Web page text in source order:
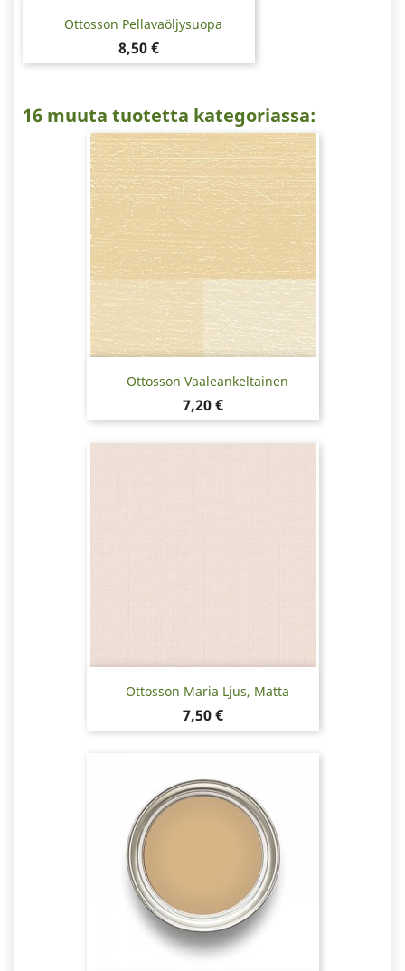
Ottosson Pellavaöljysuopa
Hinta
8,50 €
16 muuta tuotetta kategoriassa:
Ottosson Vaaleankeltainen
Hinta
7,20 €
Ottosson Maria Ljus, Matta
Hinta
7,50 €